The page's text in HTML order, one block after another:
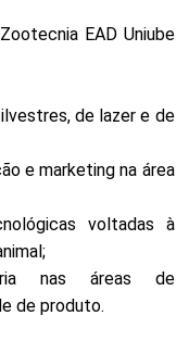
EAD Uniube
de lazer e de
e marketing na área
voltadas à
nas áreas de
de produto.